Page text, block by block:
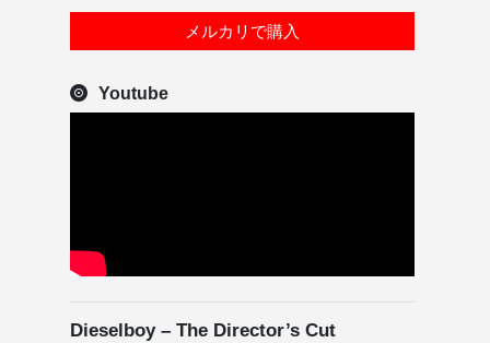
メルカリで購入
Youtube
Dieselboy – The Director’s Cut